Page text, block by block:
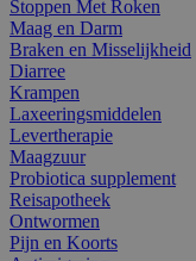
Stoppen Met Roken
Maag en Darm
Braken en Misselijkheid
Diarree
Krampen
Laxeeringsmiddelen
Levertherapie
Maagzuur
Probiotica supplement
Reisapotheek
Ontwormen
Pijn en Koorts